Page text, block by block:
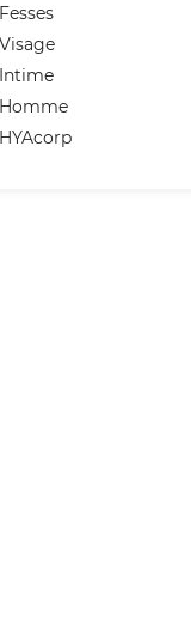
Fesses
Visage
Intime
Homme
HYAcorp